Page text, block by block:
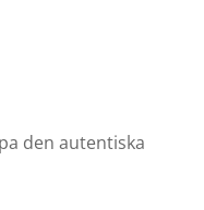
den autentiska